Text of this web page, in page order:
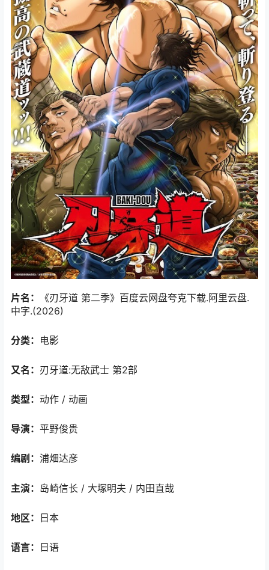
片名：
《刃牙道 第二季》百度云网盘夸克下载.阿里云盘.
中字.(2026)
分类： 电影
又名： 刃牙道:无敌武士 第2部
类型： 动作 / 动画
导演： 平野俊贵
编剧： 浦畑达彦
主演： 岛崎信长 / 大塚明夫 / 内田直哉
地区： 日本
语言： 日语